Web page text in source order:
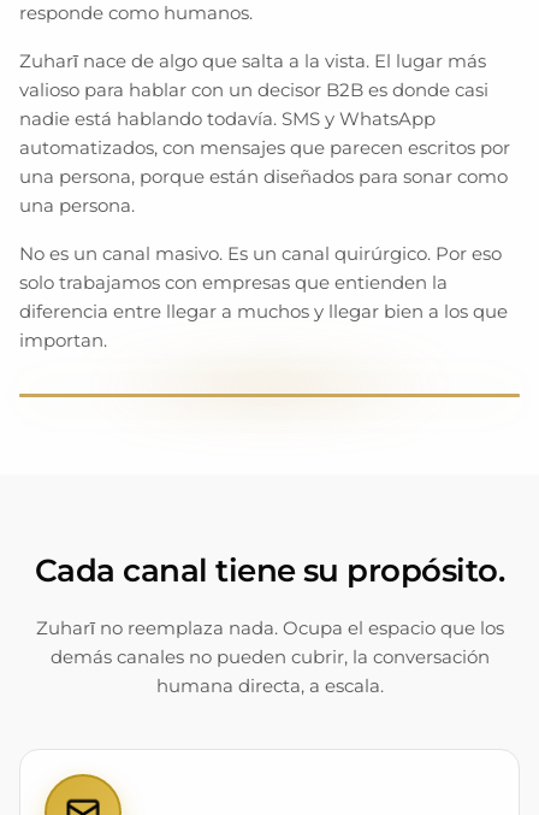
responde como humanos.
Zuharī nace de algo que salta a la vista. El lugar más
valioso para hablar con un decisor B2B es donde casi
nadie está hablando todavía. SMS y WhatsApp
automatizados, con mensajes que parecen escritos por
una persona, porque están diseñados para sonar como
una persona.
No es un canal masivo. Es un canal quirúrgico. Por eso
solo trabajamos con empresas que entienden la
diferencia entre llegar a muchos y llegar bien a los que
importan.
Cada canal tiene su propósito.
Zuharī no reemplaza nada. Ocupa el espacio que los
demás canales no pueden cubrir, la conversación
humana directa, a escala.